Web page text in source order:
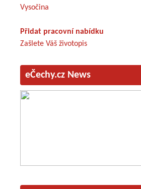
Vysočina
Přidat pracovní nabídku
Zašlete Váš životopis
eČechy.cz News